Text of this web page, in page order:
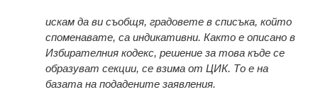
искам да ви съобщя, градовете в списъка, който
споменавате, са индикативни. Както е описано в
Избирателния кодекс, решение за това къде се
образуват секции, се взима от ЦИК. То е на
базата на подадените заявления.